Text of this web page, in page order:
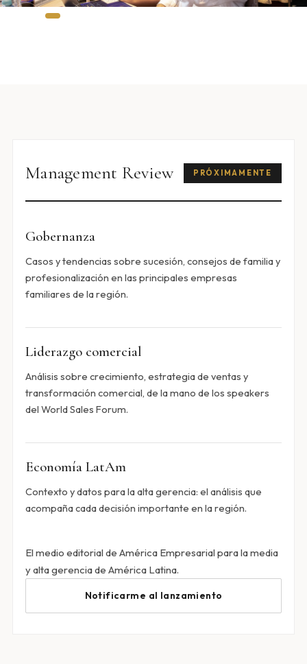
Management Review PRÓXIMAMENTE
Gobernanza
Casos y tendencias sobre sucesión, consejos de familia y
profesionalización en las principales empresas
familiares de la región.
Liderazgo comercial
Análisis sobre crecimiento, estrategia de ventas y
transformación comercial, de la mano de los speakers
del World Sales Forum.
Economía LatAm
Contexto y datos para la alta gerencia: el análisis que
acompaña cada decisión importante en la región.
El medio editorial de América Empresarial para la media
y alta gerencia de América Latina.
Notificarme al lanzamiento